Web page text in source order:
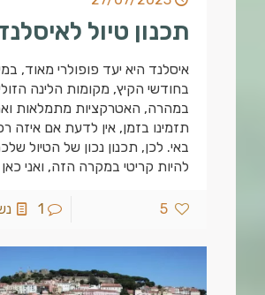
תכנון טיול
איסלנד היא יעד פופולרי מאוד,
בחודשי הקיץ, מקומות הלינה
במהרה, האטרקציות מתמלאות
תזמינו בזמן, אין לדעת אם איזה
באי. לכן, תכנון נכון של הטיול
להיות קריטי במקרה הזה, ואני
5
1